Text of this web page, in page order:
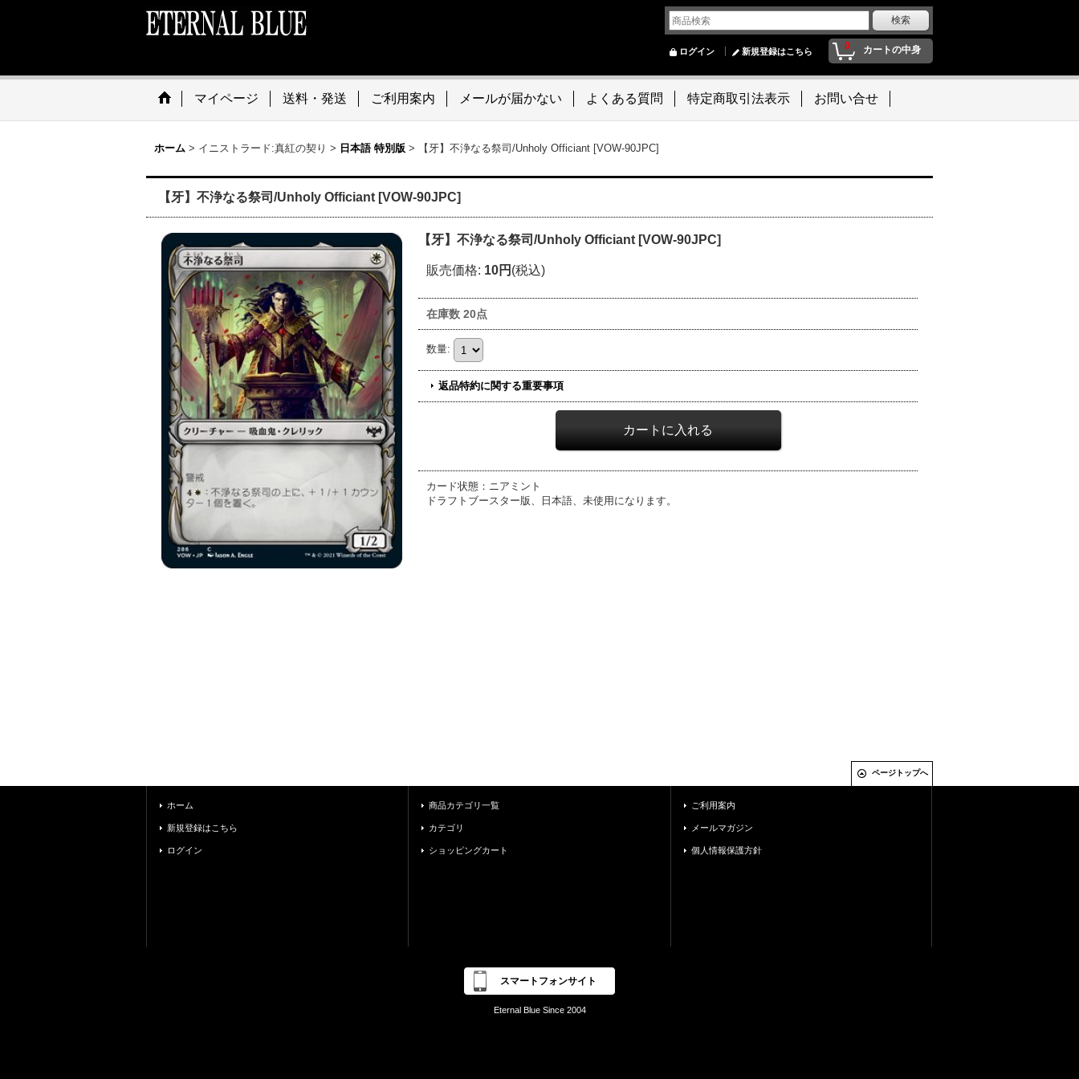
0 カートの中身
ログイン 新規登録はこちら
マイページ 送料・発送 ご利用案内 メールが届かない よくある質問 特定商取引法表示 お問い合せ
ホーム > イニストラード:真紅の契り > 日本語 特別版 > 【牙】不浄なる祭司/Unholy Officiant [VOW-90JPC]
【牙】不浄なる祭司/Unholy Officiant [VOW-90JPC]
【牙】不浄なる祭司/Unholy Officiant [VOW-90JPC]
販売価格: 10円 (税込)
在庫数 20点
数量:
返品特約に関する重要事項
カード状態：ニアミント
ドラフトブースター版、日本語、未使用になります。
ページトップへ
ホーム
新規登録はこちら
ログイン
商品カテゴリ一覧
カテゴリ
ショッピングカート
ご利用案内
メールマガジン
個人情報保護方針
スマートフォンサイト
Eternal Blue Since 2004